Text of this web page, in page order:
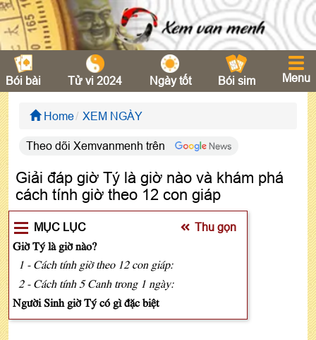
Bói bài Tử vi 2024 Ngày tốt Bói sim Menu
Home XEM NGÀY
Theo dõi Xemvanmenh trên
Giải đáp giờ Tý là giờ nào và khám phá
cách tính giờ theo 12 con giáp
MỤC LỤC Thu gọn
Giờ Tý là giờ nào?
1 - Cách tính giờ theo 12 con giáp:
2 - Cách tính 5 Canh trong 1 ngày:
Người Sinh giờ Tý có gì đặc biệt